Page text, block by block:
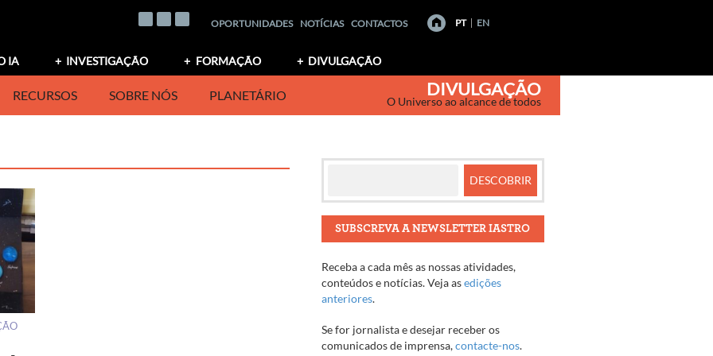
OPORTUNIDADES NOTÍCIAS CONTACTOS PT EN
IA INVESTIGAÇÃO FORMAÇÃO DIVULGAÇÃO
RECURSOS SOBRE NÓS PLANETÁRIO DIVULGAÇÃO
O Universo ao alcance de todos
SUBSCREVA A NEWSLETTER IASTRO
Receba a cada mês as nossas atividades,
conteúdos e notícias. Veja asedições
anteriores.
Se for jornalista e desejar receber os
comunicados de imprensa,contacte-nos.